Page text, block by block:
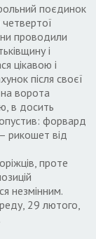
поєдинок
проводили
і
цікавою і
після своєї
ворота
в досить
форвард
рикошет від
проте
незмінним.
29 лютого,